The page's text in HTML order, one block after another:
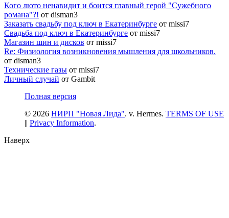
Кого люто ненавидит и боится главный герой "Сужебного
романа"?! от disman3
Заказать свадьбу под ключ в Екатеринбурге от missi7
Cвадьба под ключ в Екатеринбурге от missi7
Магазин шин и дисков от missi7
Re: Физиология возникновения мышления для школьников.
от disman3
Технические газы от missi7
Личный случай от Gambit
Полная версия
© 2026 НИРП "Новая Лида". v. Hermes. TERMS OF USE
|| Privacy Information.
Наверх